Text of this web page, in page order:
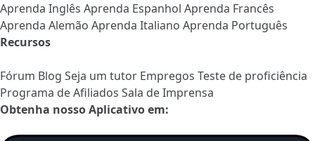
Aprenda Inglês Aprenda Espanhol Aprenda Francês
Aprenda Alemão Aprenda Italiano Aprenda Português
Recursos
Fórum Blog Seja um tutor Empregos Teste de proficiência
Programa de Afiliados Sala de Imprensa
Obtenha nosso Aplicativo em: